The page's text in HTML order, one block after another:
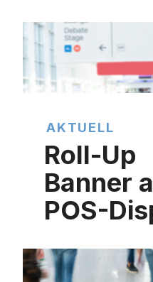
AKTUELL
Roll-Up
Banner
POS-